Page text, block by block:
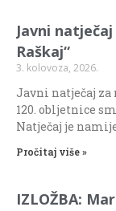
Javni
Raškaj“
3. kolovoza, 2026.
Javni natječaj za
120. obljetnice
Natječaj je
Pročitaj više »
IZLOŽBA: